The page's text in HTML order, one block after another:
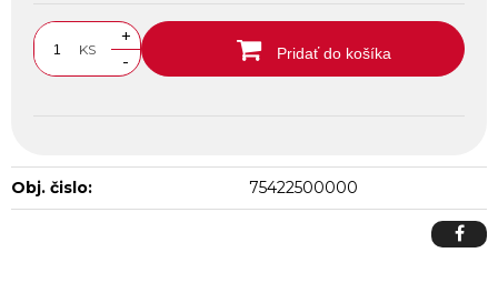
KS
+
-
Pridať do košíka
Obj. čislo: 75422500000